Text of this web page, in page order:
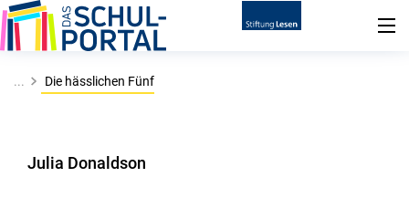
... Die hässlichen Fünf
Julia Donaldson